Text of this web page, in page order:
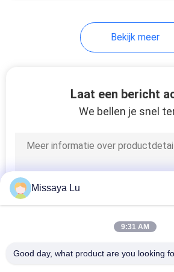
FM 200
Novec 1230
Cilinders
Bekijk meer
Laat een bericht
We bellen je snel
Missaya Lu
9:31 AM
Good day, what product are you looking